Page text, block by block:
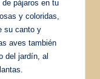
pájaros en tu
y coloridas,
su canto y
aves también
del jardín, al